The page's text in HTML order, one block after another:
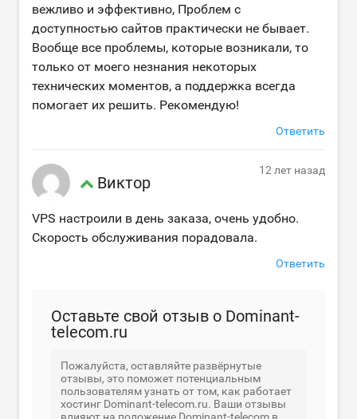
вежливо и эффективно, Проблем с
доступностью сайтов практически не бывает.
Вообще все проблемы, которые возникали, то
только от моего незнания некоторых
технических моментов, а поддержка всегда
помогает их решить. Рекомендую!
Ответить
Виктор
12 лет назад
VPS настроили в день заказа, очень удобно.
Скорость обслуживания порадовала.
Ответить
Оставьте свой отзыв о Dominant-
telecom.ru
Пожалуйста, оставляйте развёрнутые
отзывы, это поможет потенциальным
пользователям узнать от том, как работает
хостинг Dominant-telecom.ru. Ваши отзывы